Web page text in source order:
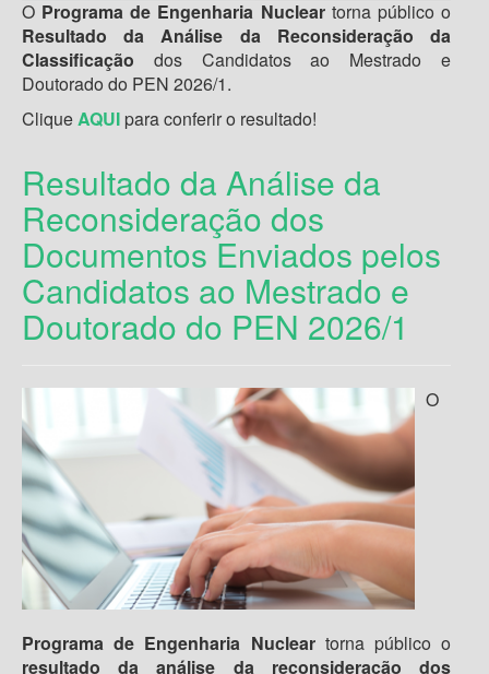
O Programa de Engenharia Nucleartorna público o
Resultado da Análise da Reconsideração da
Classificação dos Candidatos ao Mestrado e
Doutorado do PEN 2026/1.
CliqueAQUI para conferir o resultado!
Resultado da Análise da
Reconsideração dos
Documentos Enviados pelos
Candidatos ao Mestrado e
Doutorado do PEN 2026/1
O
Programa de Engenharia Nucleartorna público o
resultado da análise da reconsideração dos